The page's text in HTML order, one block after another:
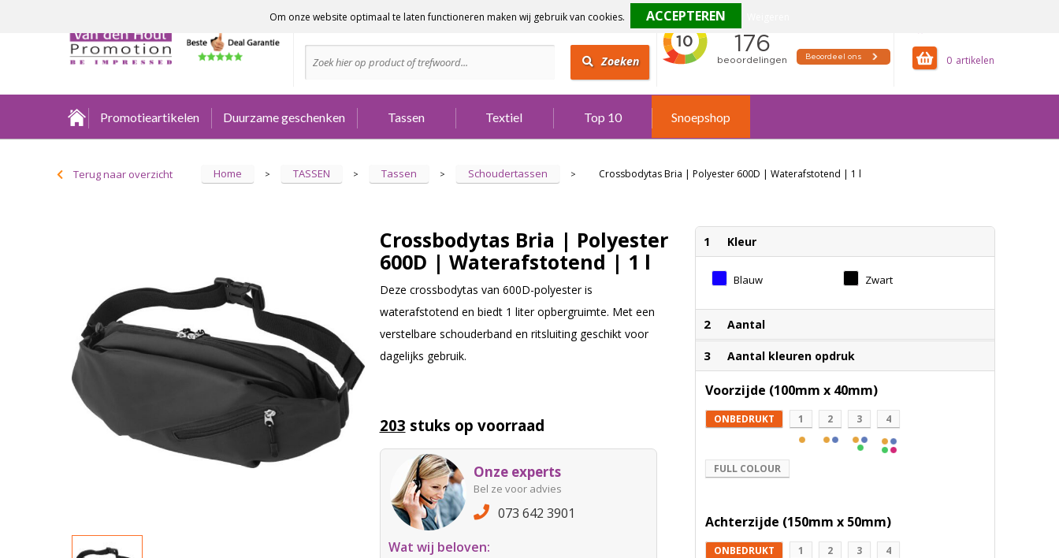
0
Advies nodig?
Zoeken
Promotieartikelen Duurzame geschenken Tassen Textiel Top 10 Snoepshop
Terug naar overzicht Home > TASSEN > Tassen > Schoudertassen > Crossbodytas Bria | Polyester 600D | Waterafstotend | 1 l
Crossbodytas Bria | Polyester
600D | Waterafstotend | 1 l
Deze crossbodytas van 600D-polyester is
waterafstotend en biedt 1 liter opbergruimte. Met een
verstelbare schouderband en ritsluiting geschikt voor
dagelijks gebruik.
203 stuks op voorraad
Onze experts
Bel ze voor advies
073 642 3901
Wat wij beloven:
1 Kleur
Blauw Zwart
2 Aantal
3 Aantal kleuren opdruk
Voorzijde (100mm x 40mm)
ONBEDRUKT 1 2 3 4
FULL COLOUR
Achterzijde (150mm x 50mm)
ONBEDRUKT 1 2 3 4
Om onze website optimaal te laten functioneren maken wij gebruik van cookies.